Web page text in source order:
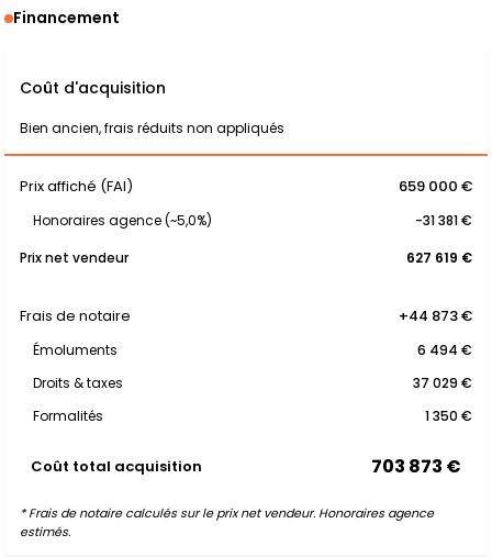
Financement
Coût d'acquisition
Bien ancien, frais réduits non appliqués
Prix affiché (FAI) 659 000 €
Honoraires agence (~5,0%)
-31 381 €
Prix net vendeur
627 619 €
Frais de notaire +44 873 €
Émoluments
6 494 €
Droits & taxes
37 029 €
Formalités
1 350 €
Coût total acquisition 703 873 €
* Frais de notaire calculés sur le prix net vendeur. Honoraires agence
estimés.